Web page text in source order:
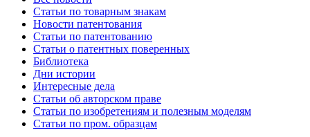
Статьи по товарным знакам
Новости патентования
Статьи по патентованию
Статьи о патентных поверенных
Библиотека
Дни истории
Интересные дела
Статьи об авторском праве
Статьи по изобретениям и полезным моделям
Статьи по пром. образцам